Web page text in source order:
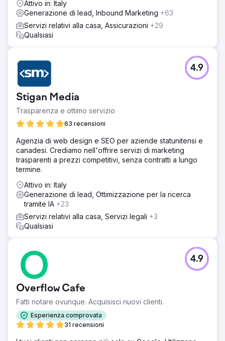
parole chiave di conversione. Insieme all'ottimizzazione
del percorso del visitatore sul sito web e a un onboarding
ben strutturato nell'applicazione, abbiamo raggiunto la
ricetta per una crescita redditizia.
- Aumento del tasso di attivazione del 700% in 2 anni -
Crescita costante del traffico e della quota di utenti attivi
tramite ricerca organica (SEO) - Miglioramento del tasso
di conversione tramite l'ottimizzazione del sito web e
dell'applicazione - Riduzione del 90% del costo per
acquisizione cliente tramite Google Ads - Crescita
costante delle vendite mensili negli ultimi due anni
Vai alla pagina agenzia
Attivo in: Italy
Generazione di lead, Inbound Marketing +63
Servizi relativi alla casa, Assicurazioni +29
Qualsiasi
Stigan Media
Trasparenza e ottimo servizio
63 recensioni
4.9
Agenzia di web design e SEO per aziende statunitensi e
canadesi. Crediamo nell'offrire servizi di marketing
trasparenti a prezzi competitivi, senza contratti a lungo
termine.
Attivo in: Italy
Generazione di lead, Ottimizzazione per la ricerca
tramite IA +23
Servizi relativi alla casa, Servizi legali +3
Qualsiasi
Overflow Cafe
Fatti notare ovunque. Acquisisci nuovi clienti.
Esperienza comprovata
31 recensioni
4.9